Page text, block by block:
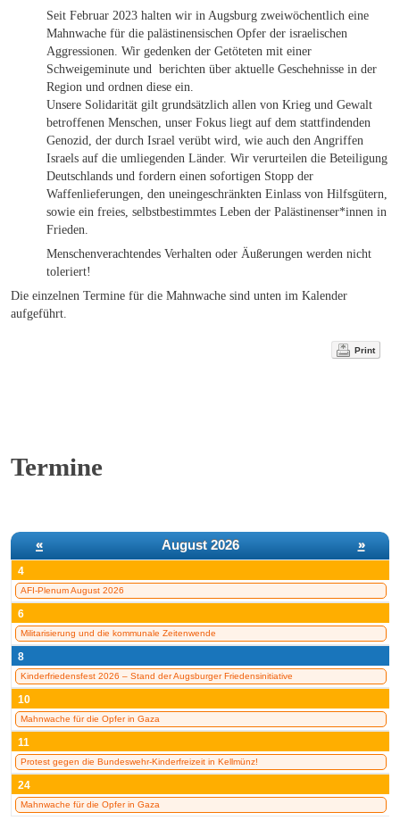
Seit Februar 2023 halten wir in Augsburg zweiwöchentlich eine
Mahnwache für die palästinensischen Opfer der israelischen
Aggressionen. Wir gedenken der Getöteten mit einer
Schweigeminute und berichten über aktuelle Geschehnisse in der
Region und ordnen diese ein.
Unsere Solidarität gilt grundsätzlich allen von Krieg und Gewalt
betroffenen Menschen, unser Fokus liegt auf dem stattfindenden
Genozid, der durch Israel verübt wird, wie auch den Angriffen
Israels auf die umliegenden Länder. Wir verurteilen die Beteiligung
Deutschlands und fordern einen sofortigen Stopp der
Waffenlieferungen, den uneingeschränkten Einlass von Hilfsgütern,
sowie ein freies, selbstbestimmtes Leben der Palästinenser*innen in
Frieden.
Menschenverachtendes Verhalten oder Äußerungen werden nicht
toleriert!
Die einzelnen Termine für die Mahnwache sind unten im Kalender
aufgeführt.
Print
Termine
« August 2026 »
4
AFI-Plenum August 2026
6
Militarisierung und die kommunale Zeitenwende
8
Kinderfriedensfest 2026 – Stand der Augsburger Friedensinitiative
10
Mahnwache für die Opfer in Gaza
11
Protest gegen die Bundeswehr-Kinderfreizeit in Kellmünz!
24
Mahnwache für die Opfer in Gaza